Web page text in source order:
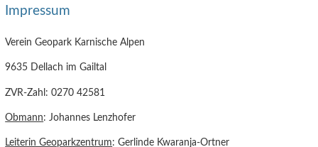
Impressum
Verein Geopark Karnische Alpen
9635 Dellach im Gailtal
ZVR-Zahl: 0270 42581
Obmann: Johannes Lenzhofer
Leiterin Geoparkzentrum: Gerlinde Kwaranja-Ortner